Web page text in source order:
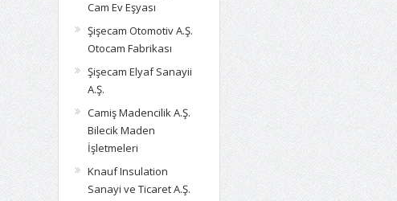
Cam Ev Eşyası
Şişecam Otomotiv A.Ş.
Otocam Fabrikası
Şişecam Elyaf Sanayii
A.Ş.
Camiş Madencilik A.Ş.
Bilecik Maden
İşletmeleri
Knauf Insulation
Sanayi ve Ticaret A.Ş.